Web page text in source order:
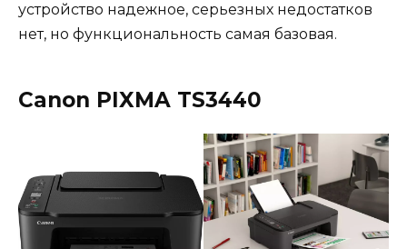
устройство надежное, серьезных недостатков
нет, но функциональность самая базовая.
Canon PIXMA TS3440